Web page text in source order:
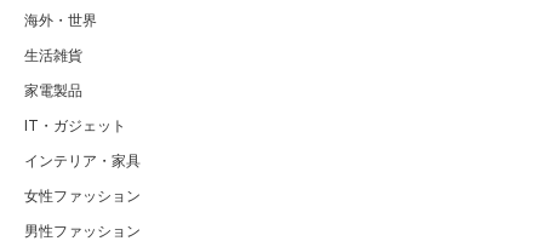
海外・世界
生活雑貨
家電製品
IT・ガジェット
インテリア・家具
女性ファッション
男性ファッション